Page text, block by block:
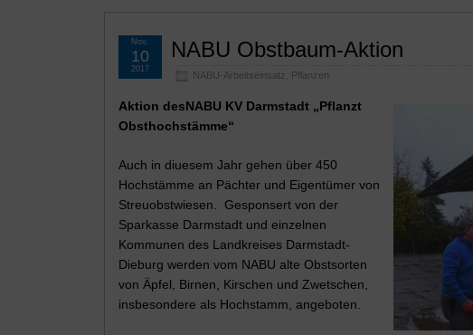
NABU Obstbaum-Aktion
NABU-Arbeitseinsatz Pflanzen
Nov.
10
2017
Aktion desNABU KV Darmstadt „Pflanzt
Obsthochstämme“
Auch in diuesem Jahr gehen über 450
Hochstämme an Pächter und Eigentümer von
Streuobstwiesen. Gesponsert von der
Sparkasse Darmstadt und einzelnen
Kommunen des Landkreises Darmstadt-
Dieburg werden vom NABU alte Obstsorten
von Äpfel, Birnen, Kirschen und Zwetschen,
insbesondere als Hochstamm, angeboten.